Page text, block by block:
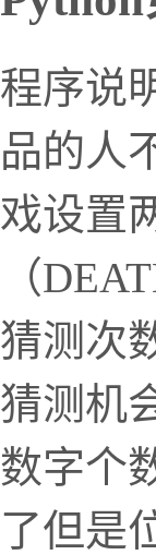
程序说
品的人
戏设置
（
猜测次
猜测机
数字个
了但是